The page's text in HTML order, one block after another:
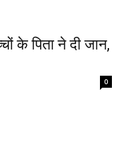
के पिता ने दी जान,
0